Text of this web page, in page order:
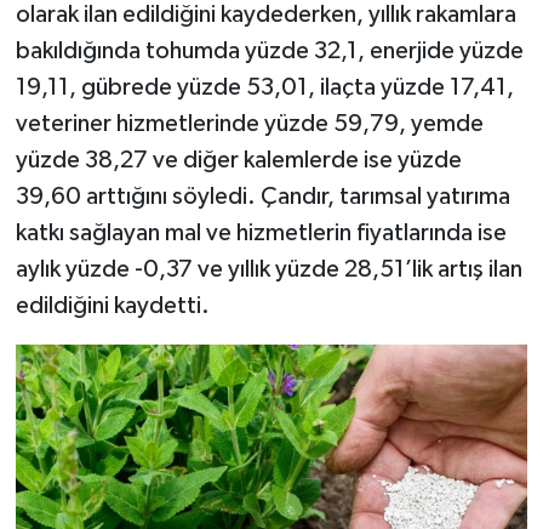
olarak ilan edildiğini kaydederken, yıllık rakamlara
bakıldığında tohumda yüzde 32,1, enerjide yüzde
19,11, gübrede yüzde 53,01, ilaçta yüzde 17,41,
veteriner hizmetlerinde yüzde 59,79, yemde
yüzde 38,27 ve diğer kalemlerde ise yüzde
39,60 arttığını söyledi. Çandır, tarımsal yatırıma
katkı sağlayan mal ve hizmetlerin fiyatlarında ise
aylık yüzde -0,37 ve yıllık yüzde 28,51’lik artış ilan
edildiğini kaydetti.